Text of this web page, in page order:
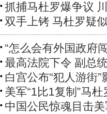
抓捕马杜罗爆争议
双手上铐 马杜罗疑
“怎么会有外国政府
最高法院下令 副总
白宫公布“犯人游街”
美军“1比1复制”马
中国公民惊魂目击